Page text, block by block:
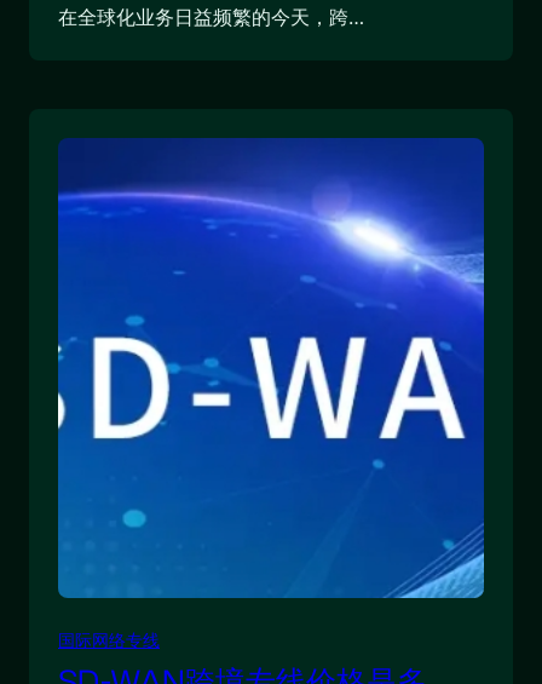
在全球化业务日益频繁的今天，跨…
国际网络专线